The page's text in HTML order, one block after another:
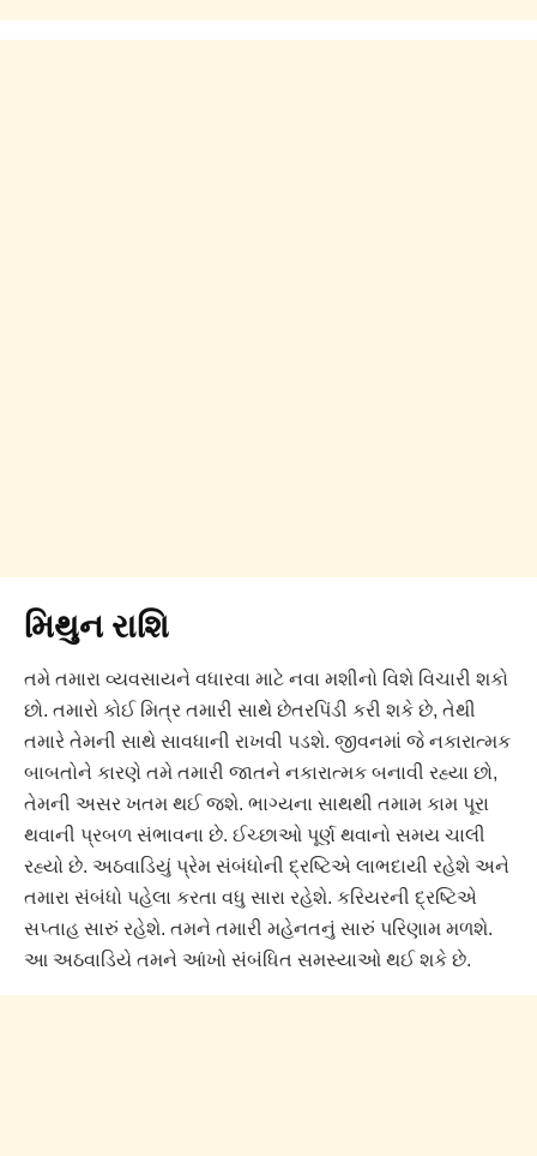
મિથુન રાશિ
તમે તમારા વ્યવસાયને વધારવા માટે નવા મશીનો વિશે વિચારી શકો
છો. તમારો કોઈ મિત્ર તમારી સાથે છેતરપિંડી કરી શકે છે, તેથી
તમારે તેમની સાથે સાવધાની રાખવી પડશે. જીવનમાં જે નકારાત્મક
બાબતોને કારણે તમે તમારી જાતને નકારાત્મક બનાવી રહ્યા છો,
તેમની અસર ખતમ થઈ જશે. ભાગ્યના સાથથી તમામ કામ પૂરા
થવાની પ્રબળ સંભાવના છે. ઈચ્છાઓ પૂર્ણ થવાનો સમય ચાલી
રહ્યો છે. અઠવાડિયું પ્રેમ સંબંધોની દ્રષ્ટિએ લાભદાયી રહેશે અને
તમારા સંબંધો પહેલા કરતા વધુ સારા રહેશે. કરિયરની દ્રષ્ટિએ
સપ્તાહ સારું રહેશે. તમને તમારી મહેનતનું સારું પરિણામ મળશે.
આ અઠવાડિયે તમને આંખો સંબંધિત સમસ્યાઓ થઈ શકે છે.